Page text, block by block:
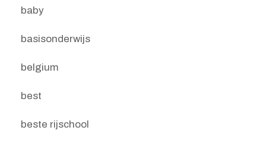
baby
basisonderwijs
belgium
best
beste rijschool